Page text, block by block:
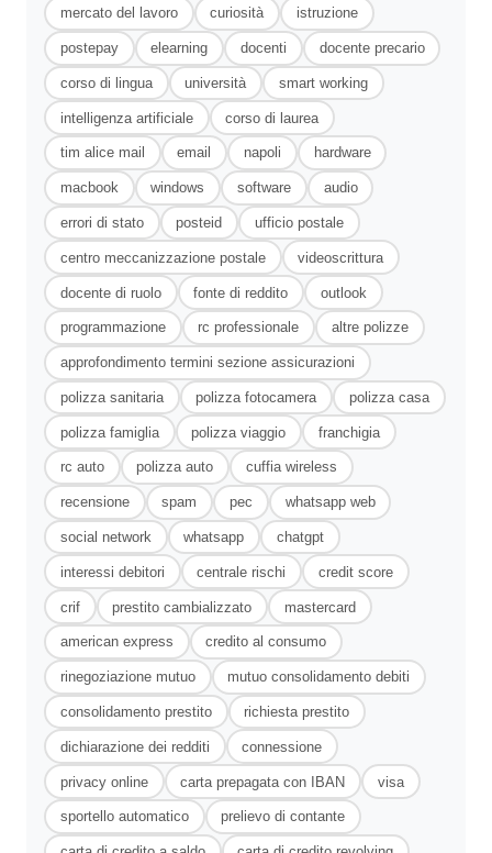
mercato del lavoro curiosità istruzione
postepay elearning docenti docente precario
corso di lingua università smart working
intelligenza artificiale corso di laurea
tim alice mail email napoli hardware
macbook windows software audio
errori di stato posteid ufficio postale
centro meccanizzazione postale videoscrittura
docente di ruolo fonte di reddito outlook
programmazione rc professionale altre polizze
approfondimento termini sezione assicurazioni
polizza sanitaria polizza fotocamera polizza casa
polizza famiglia polizza viaggio franchigia
rc auto polizza auto cuffia wireless
recensione spam pec whatsapp web
social network whatsapp chatgpt
interessi debitori centrale rischi credit score
crif prestito cambializzato mastercard
american express credito al consumo
rinegoziazione mutuo mutuo consolidamento debiti
consolidamento prestito richiesta prestito
dichiarazione dei redditi connessione
privacy online carta prepagata con IBAN visa
sportello automatico prelievo di contante